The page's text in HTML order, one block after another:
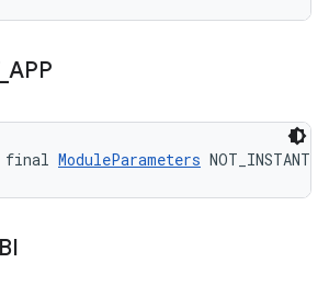
APP
final ModuleParameters